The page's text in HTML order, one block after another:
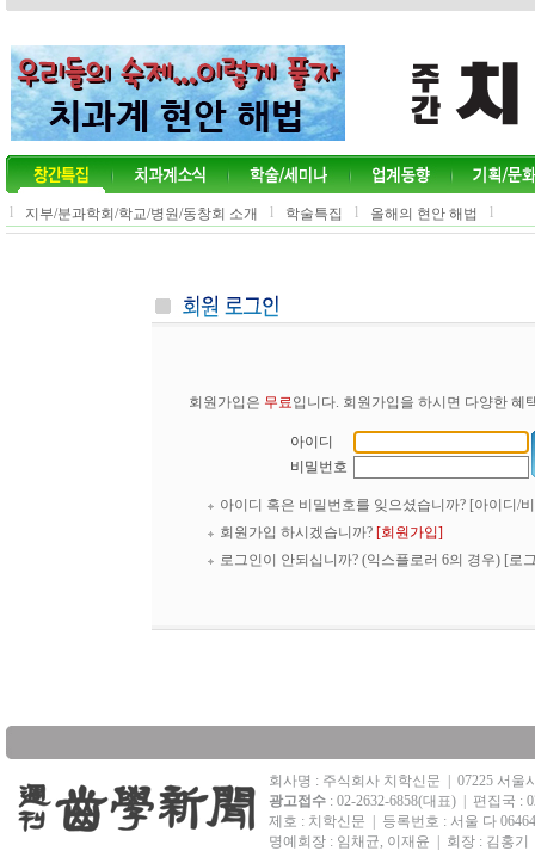
l 지부/분과학회/학교/병원/동창회 소개 l 학술특집 l 올해의 현안 해법 l
회원가입은 무료입니다. 회원가입을 하시면 다양한 혜
아이디
비밀번호
아이디 혹은 비밀번호를 잊으셨습니까? [아이디/
회원가입 하시겠습니까? [회원가입]
로그인이 안되십니까? (익스플로러 6의 경우) [로
회사명 : 주식회사 치학신문
07225 서울
광고접수 : 02-2632-6858(대표)
편집국 :
제호 : 치학신문
등록번호 : 서울 다 06464
명예회장 : 임채균, 이재윤 | 회장 : 김홍기